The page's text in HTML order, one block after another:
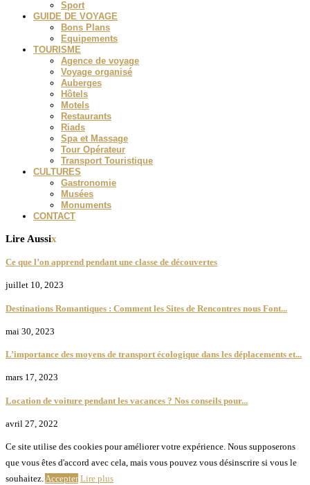
Sport
GUIDE DE VOYAGE
Bons Plans
Equipements
TOURISME
Agence de voyage
Voyage organisé
Auberges
Hôtels
Motels
Restaurants
Riads
Spa et Massage
Tour Opérateur
Transport Touristique
CULTURES
Gastronomie
Musées
Monuments
CONTACT
Lire Aussix
Ce que l’on apprend pendant une classe de découvertes
juillet 10, 2023
Destinations Romantiques : Comment les Sites de Rencontres nous Font...
mai 30, 2023
L’importance des moyens de transport écologique dans les déplacements et...
mars 17, 2023
Location de voiture pendant les vacances ? Nos conseils pour...
avril 27, 2022
Ce site utilise des cookies pour améliorer votre expérience. Nous supposerons
que vous êtes d'accord avec cela, mais vous pouvez vous désinscrire si vous le
souhaitez.Accepter Lire plus